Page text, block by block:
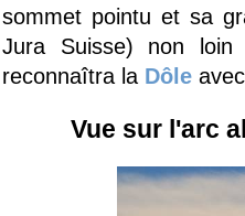
sommet pointu et sa
Jura Suisse) non
reconnaîtra la Dôle
Vue sur l'arc